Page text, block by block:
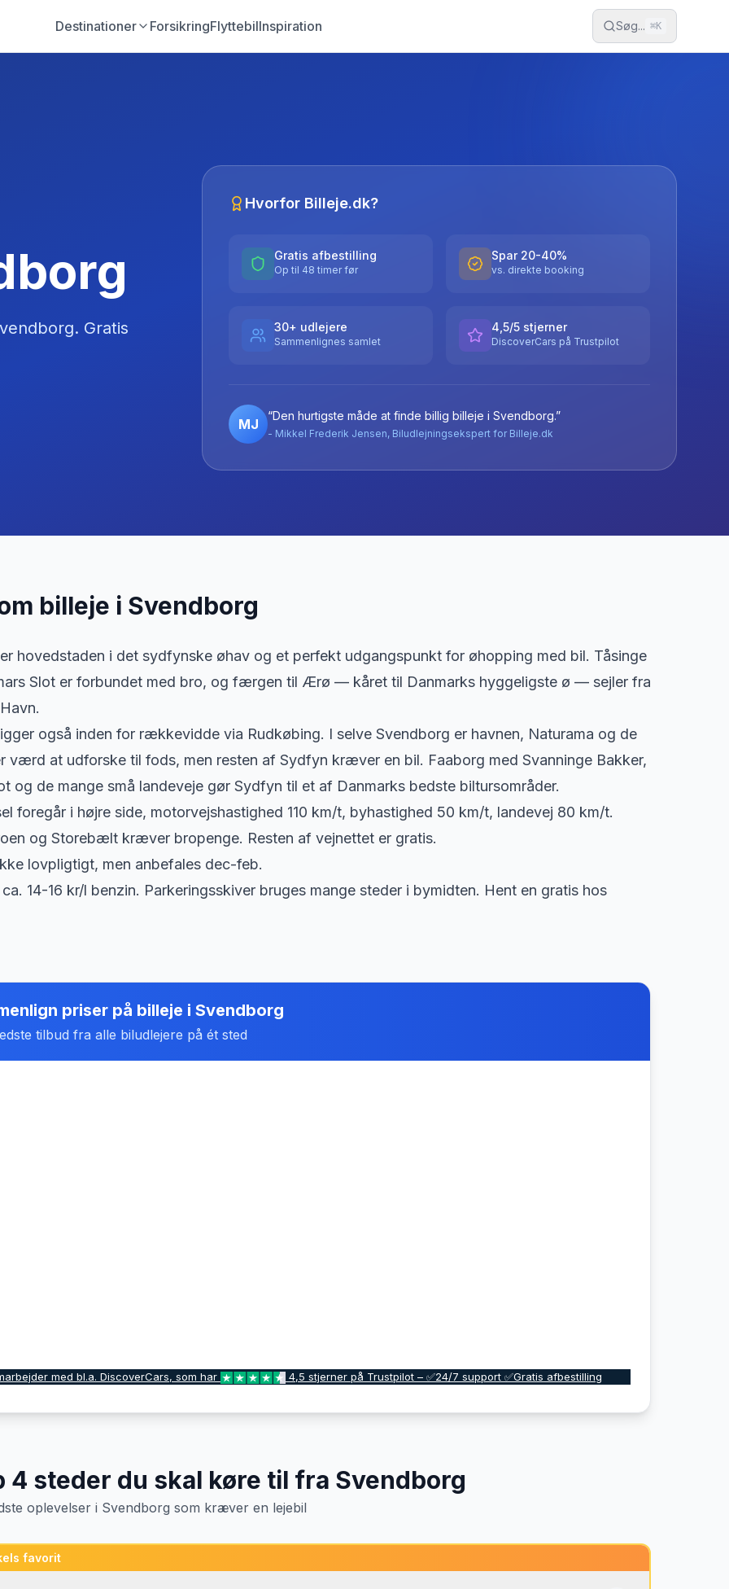
Destinationer ForsikringFlyttebilInspiration Søg... ⌘K
. Gratis
Hvorfor Billeje.dk?
Gratis afbestilling
Op til 48 timer før
Spar 20-40%
vs. direkte booking
30+ udlejere
Sammenlignes samlet
4,5/5 stjerner
DiscoverCars på Trustpilot
MJ
“Den hurtigste måde at finde billig billeje i Svendborg.”
- Mikkel Frederik Jensen, Biludlejningsekspert for Billeje.dk
billeje i Svendborg
hovedstaden i det sydfynske øhav og et perfekt udgangspunkt for øhopping med bil. Tåsinge
Slot er forbundet med bro, og færgen til Ærø — kåret til Danmarks hyggeligste ø — sejler fra
også inden for rækkevidde via Rudkøbing. I selve Svendborg er havnen, Naturama og de
værd at udforske til fods, men resten af Sydfyn kræver en bil. Faaborg med Svanninge Bakker,
og de mange små landeveje gør Sydfyn til et af Danmarks bedste biltursområder.
foregår i højre side, motorvejshastighed 110 km/t, byhastighed 50 km/t, landevej 80 km/t.
og Storebælt kræver bropenge. Resten af vejnettet er gratis.
lovpligtigt, men anbefales dec-feb.
14-16 kr/l benzin. Parkeringsskiver bruges mange steder i bymidten. Hent en gratis hos
priser på billeje i Svendborg
tilbud fra alle biludlejere på ét sted
med bl.a. DiscoverCars, som har 4,5 stjerner på Trustpilot – ✅24/7 support ✅Gratis afbestilling
4 steder du skal køre til fra Svendborg
oplevelser i Svendborg som kræver en lejebil
favorit